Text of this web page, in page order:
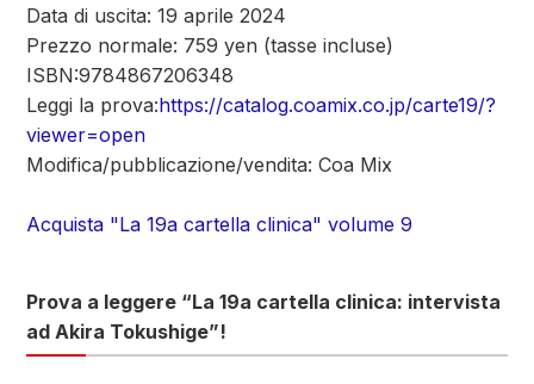
Data di uscita: 19 aprile 2024
Prezzo normale: 759 yen (tasse incluse)
ISBN:9784867206348
Leggi la prova:https://catalog.coamix.co.jp/carte19/?
viewer=open
Modifica/pubblicazione/vendita: Coa Mix
Acquista "La 19a cartella clinica" volume 9
Prova a leggere “La 19a cartella clinica: intervista
ad Akira Tokushige”!